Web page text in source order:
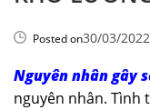
Posted on30/03/2022
Nguyên nhân gây
nguyên nhân. Tình